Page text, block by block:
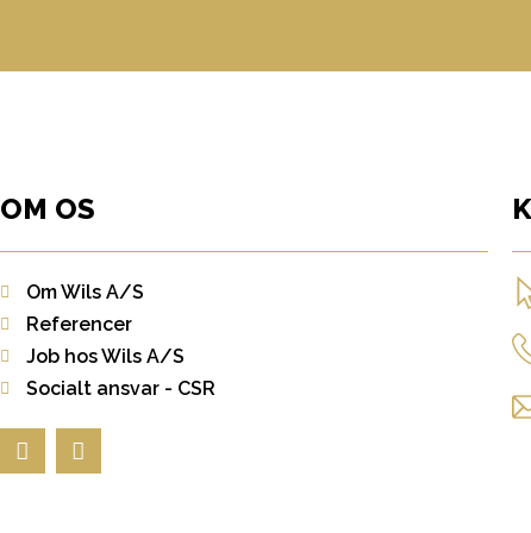
OM OS
Om Wils A/S
Referencer
Job hos Wils A/S
Socialt ansvar - CSR